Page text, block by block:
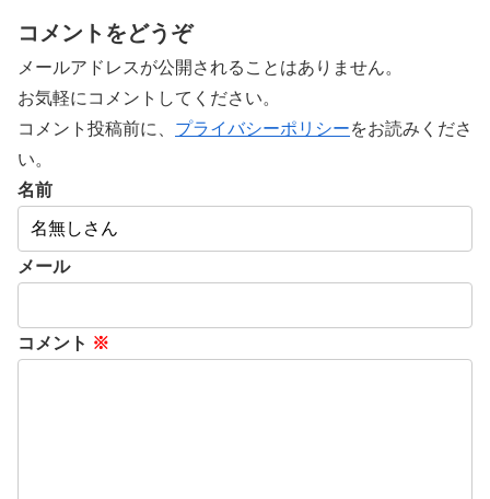
コメントをどうぞ
メールアドレスが公開されることはありません。
お気軽にコメントしてください。
コメント投稿前に、 プライバシーポリシーをお読みくださ
い。
名前
メール
コメント ※